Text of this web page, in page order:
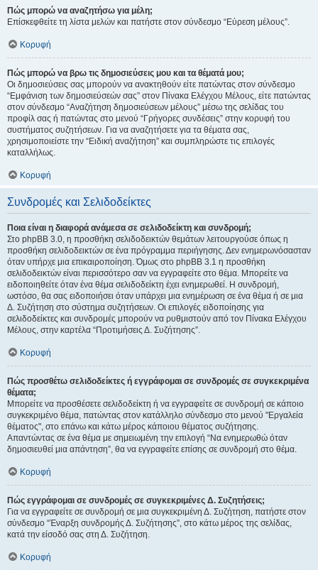
Πώς μπορώ να αναζητήσω για μέλη;
Επίσκεφθείτε τη λίστα μελών και πατήστε στον σύνδεσμο “Εύρεση μέλους”.
Κορυφή
Πώς μπορώ να βρω τις δημοσιεύσεις μου και τα θέματά μου;
Οι δημοσιεύσεις σας μπορούν να ανακτηθούν είτε πατώντας στον σύνδεσμο
“Εμφάνιση των δημοσιεύσεών σας” στον Πίνακα Ελέγχου Μέλους, είτε πατώντας
στον σύνδεσμο “Αναζήτηση δημοσιεύσεων μέλους” μέσω της σελίδας του
προφίλ σας ή πατώντας στο μενού “Γρήγορες συνδέσεις” στην κορυφή του
συστήματος συζητήσεων. Για να αναζητήσετε για τα θέματα σας,
χρησιμοποιείστε την “Ειδική αναζήτηση” και συμπληρώστε τις επιλογές
καταλλήλως.
Κορυφή
Συνδρομές και Σελιδοδείκτες
Ποια είναι η διαφορά ανάμεσα σε σελιδοδείκτη και συνδρομή;
Στο phpBB 3.0, η προσθήκη σελιδοδεικτών θεμάτων λειτουργούσε όπως η
προσθήκη σελιδοδεικτών σε ένα πρόγραμμα περιήγησης. Δεν ενημερωνόσασταν
όταν υπήρχε μια επικαιροποίηση. Όμως στο phpBB 3.1 η προσθήκη
σελιδοδεικτών είναι περισσότερο σαν να εγγραφείτε στο θέμα. Μπορείτε να
ειδοποιηθείτε όταν ένα θέμα σελιδοδείκτη έχει ενημερωθεί. Η συνδρομή,
ωστόσο, θα σας ειδοποιήσει όταν υπάρχει μια ενημέρωση σε ένα θέμα ή σε μια
Δ. Συζήτηση στο σύστημα συζητήσεων. Οι επιλογές ειδοποίησης για
σελιδοδείκτες και συνδρομές μπορούν να ρυθμιστούν από τον Πίνακα Ελέγχου
Μέλους, στην καρτέλα “Προτιμήσεις Δ. Συζήτησης”.
Κορυφή
Πώς προσθέτω σελιδοδείκτες ή εγγράφομαι σε συνδρομές σε συγκεκριμένα
θέματα;
Μπορείτε να προσθέσετε σελιδοδείκτη ή να εγγραφείτε σε συνδρομή σε κάποιο
συγκεκριμένο θέμα, πατώντας στον κατάλληλο σύνδεσμο στο μενού "Εργαλεία
θέματος", στο επάνω και κάτω μέρος κάποιου θέματος συζήτησης.
Απαντώντας σε ένα θέμα με σημειωμένη την επιλογή “Να ενημερωθώ όταν
δημοσιευθεί μια απάντηση”, θα να εγγραφείτε επίσης σε συνδρομή στο θέμα.
Κορυφή
Πώς εγγράφομαι σε συνδρομές σε συγκεκριμένες Δ. Συζητήσεις;
Για να εγγραφείτε σε συνδρομή σε μια συγκεκριμένη Δ. Συζήτηση, πατήστε στον
σύνδεσμο “Έναρξη συνδρομής Δ. Συζήτησης”, στο κάτω μέρος της σελίδας,
κατά την είσοδό σας στη Δ. Συζήτηση.
Κορυφή